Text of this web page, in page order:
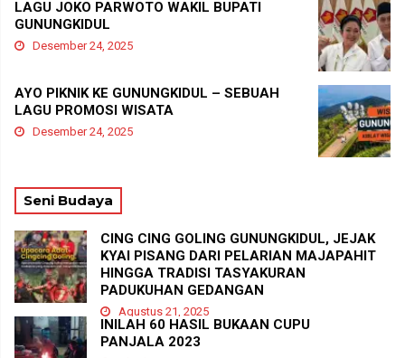
LAGU JOKO PARWOTO WAKIL BUPATI
GUNUNGKIDUL
Desember 24, 2025
AYO PIKNIK KE GUNUNGKIDUL – SEBUAH
LAGU PROMOSI WISATA
Desember 24, 2025
Seni Budaya
CING CING GOLING GUNUNGKIDUL, JEJAK
KYAI PISANG DARI PELARIAN MAJAPAHIT
HINGGA TRADISI TASYAKURAN
PADUKUHAN GEDANGAN
Agustus 21, 2025
INILAH 60 HASIL BUKAAN CUPU
PANJALA 2023